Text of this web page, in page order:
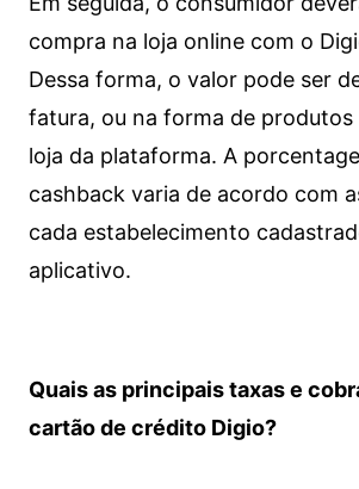
compra na loja online com o
Dessa forma, o valor pode ser
fatura, ou na forma de produtos
loja da plataforma. A
cashback varia de acordo com
cada estabelecimento
aplicativo.
Quais as principais taxas e
cartão de crédito Digio?